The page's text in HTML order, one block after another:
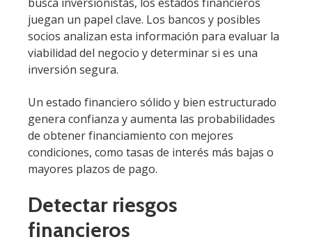
busca inversionistas, los estados financieros
juegan un papel clave. Los bancos y posibles
socios analizan esta información para evaluar la
viabilidad del negocio y determinar si es una
inversión segura.
Un estado financiero sólido y bien estructurado
genera confianza y aumenta las probabilidades
de obtener financiamiento con mejores
condiciones, como tasas de interés más bajas o
mayores plazos de pago.
Detectar riesgos
financieros